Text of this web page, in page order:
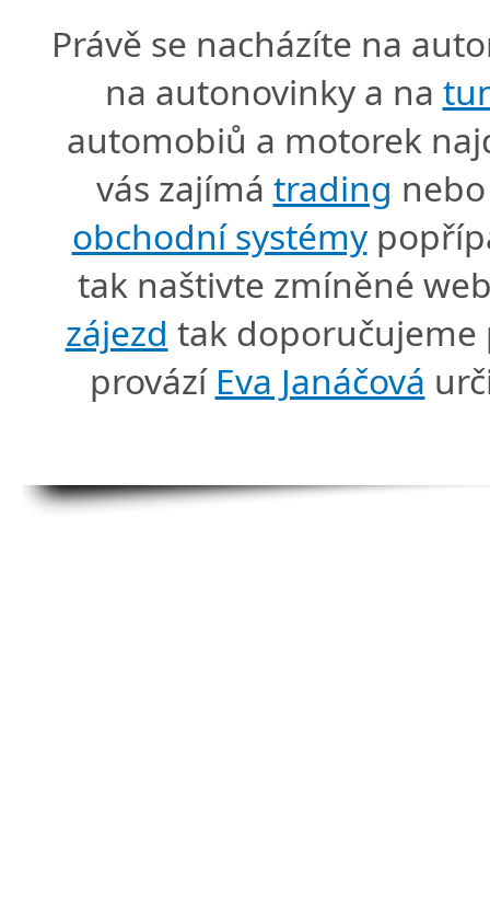
Právě se nacházíte na
na autonovinky a na
automobiů a motorek
vás zajímá trading
obchodní systémy
tak naštivte zmíněné
zájezd tak doporučujeme
provází Eva Janáčová